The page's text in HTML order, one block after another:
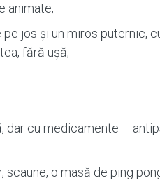
animate;
jos şi un miros puternic,
fără uşă;
dar cu medicamente –
o masă de ping